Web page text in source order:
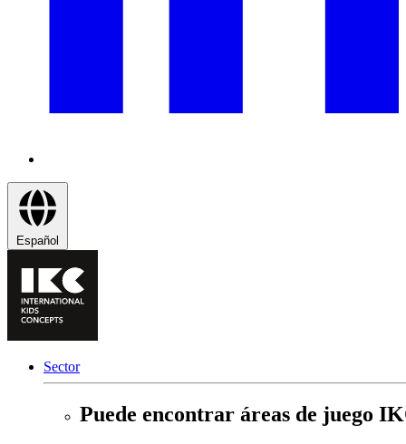
Español
Sector
Puede encontrar áreas de juego